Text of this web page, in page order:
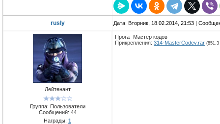
rusly Дата: Вторник, 18.02.2014, 21:53 |
Лейтенант
Группа: Пользователи
Сообщений: 44
Награды: 1
Прога -Мастер кодов
Прикрепления: 314-MasterCodev.rar (851.3